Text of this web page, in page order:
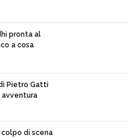
pronta al
a cosa
Pietro Gatti
avventura
colpo di scena